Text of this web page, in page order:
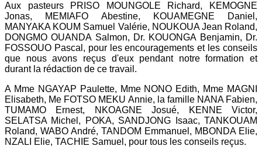
Aux pasteurs PRISO MOUNGOLE Richard, KEMOGNE
Jonas, MEMIAFO Abestine, KOUAMEGNE Daniel,
MANYAKA KOUM Samuel Valérie, NOUKOUA Jean Roland,
DONGMO OUANDA Salmon, Dr. KOUONGA Benjamin, Dr.
FOSSOUO Pascal, pour les encouragements et les conseils
que nous avons reçus d'eux pendant notre formation et
durant la rédaction de ce travail.
A Mme NGAYAP Paulette, Mme NONO Edith, Mme MAGNI
Elisabeth, Me FOTSO MEKU Annie, la famille NANA Fabien,
TUMAMO Ernest, NKOAGNE Josué, KENNE Victor,
SELATSA Michel, POKA, SANDJONG Isaac, TANKOUAM
Roland, WABO André, TANDOM Emmanuel, MBONDA Elie,
NZALI Elie, TACHIE Samuel, pour tous les conseils reçus.